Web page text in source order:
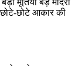
मूर्तियां बड़े मंदिरों
छोटे आकार की